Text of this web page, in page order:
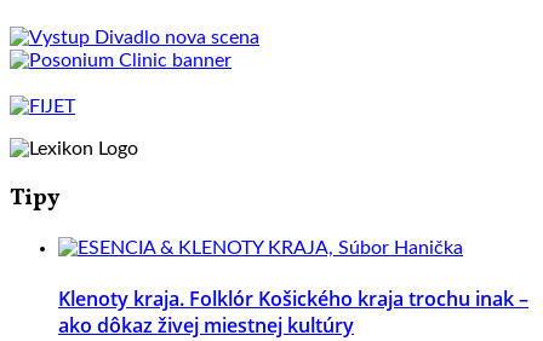
Tipy
Klenoty kraja. Folklór Košického kraja trochu inak –
ako dôkaz živej miestnej kultúry